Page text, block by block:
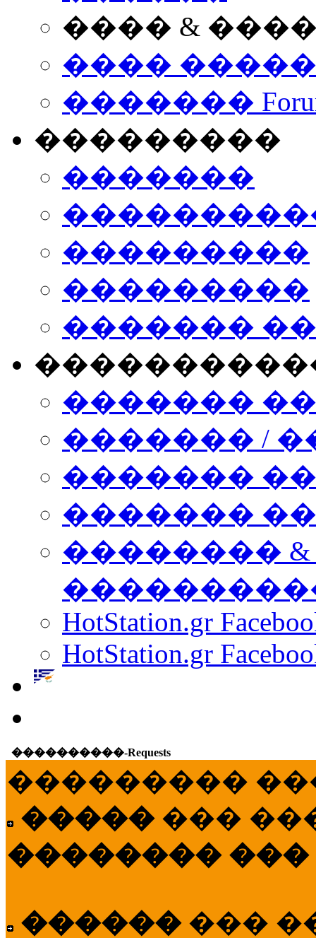
���� &
����
�������
���������
�������
���������
���������
�������
�������
������� /
�������
������� ���
��������
HotStation.gr
HotStation.gr
����������-Requests
���������
����� ���
�������� ���
������ ���